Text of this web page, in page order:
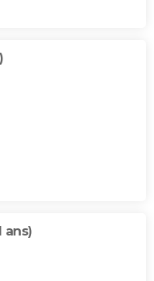
ans)